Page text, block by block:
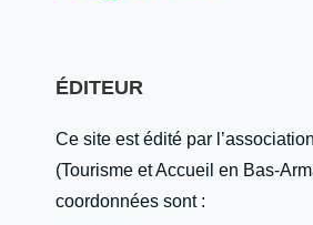
ÉDITEUR
Ce site est édité par
(Tourisme et Accueil en Bas-
coordonnées sont :